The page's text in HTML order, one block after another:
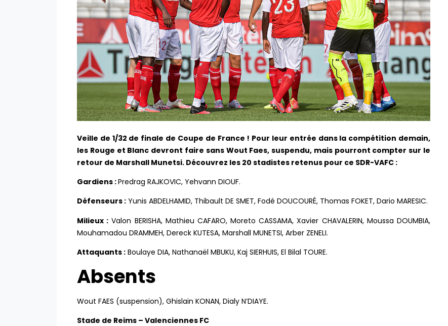
Veille de 1/32 de finale de Coupe de France ! Pour leur entrée dans la compétition demain,
les Rouge et Blanc devront faire sans Wout Faes, suspendu, mais pourront compter sur le
retour de Marshall Munetsi. Découvrez les 20 stadistes retenus pour ce SDR-VAFC :
Gardiens :Predrag RAJKOVIC, Yehvann DIOUF.
Défenseurs : Yunis ABDELHAMID, Thibault DE SMET, Fodé DOUCOURÉ, Thomas FOKET, Dario MARESIC.
Milieux : Valon BERISHA, Mathieu CAFARO, Moreto CASSAMA, Xavier CHAVALERIN, Moussa DOUMBIA,
Mouhamadou DRAMMEH, Dereck KUTESA, Marshall MUNETSI, Arber ZENELI.
Attaquants : Boulaye DIA, Nathanaël MBUKU, Kaj SIERHUIS, El Bilal TOURE.
Absents
Wout FAES (suspension), Ghislain KONAN, Dialy N’DIAYE.
Stade de Reims – Valenciennes FC